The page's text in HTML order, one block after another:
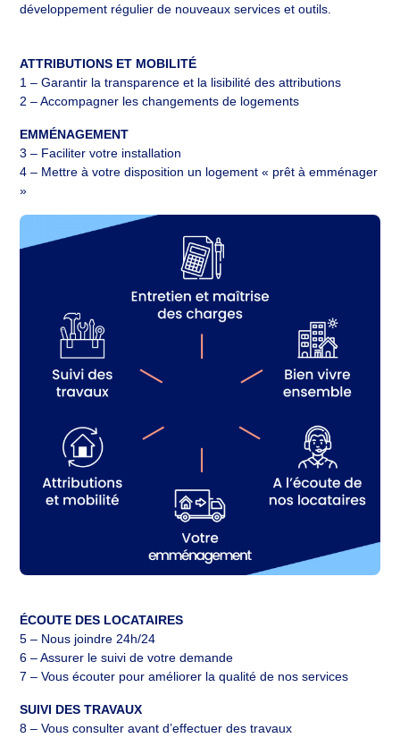
développement régulier de nouveaux services et outils.
ATTRIBUTIONS ET MOBILITÉ
1 – Garantir la transparence et la lisibilité des attributions
2 – Accompagner les changements de logements
EMMÉNAGEMENT
3 – Faciliter votre installation
4 – Mettre à votre disposition un logement « prêt à emménager
»
ÉCOUTE DES LOCATAIRES
5 – Nous joindre 24h/24
6 – Assurer le suivi de votre demande
7 – Vous écouter pour améliorer la qualité de nos services
SUIVI DES TRAVAUX
8 – Vous consulter avant d’effectuer des travaux